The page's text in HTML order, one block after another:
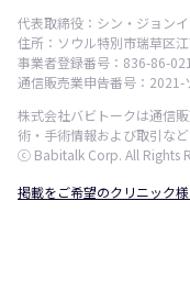
代表取締役：シン・ジョン
住所：ソウル特別市瑞草区
事業者登録番号：836-86-
通信販売業申告番号：
株式会社バビトークは通信
術・手術情報および取引な
ⓒ Babitalk Corp. All Rights
掲載をご希望のクリニック